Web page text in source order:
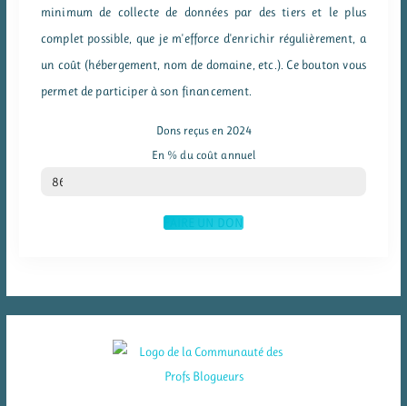
minimum de collecte de données par des tiers et le plus
complet possible, que je m'efforce d'enrichir régulièrement, a
un coût (hébergement, nom de domaine, etc.). Ce bouton vous
permet de participer à son financement.
Dons reçus en 2024
En % du coût annuel
% du coût annuel
86
FAIRE UN DON